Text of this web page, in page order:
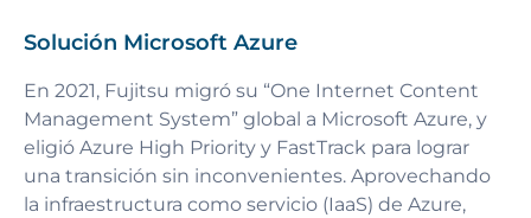
Solución Microsoft Azure
En 2021, Fujitsu migró su “One Internet Content
Management System” global a Microsoft Azure, y
eligió Azure High Priority y FastTrack para lograr
una transición sin inconvenientes. Aprovechando
la infraestructura como servicio (IaaS) de Azure,